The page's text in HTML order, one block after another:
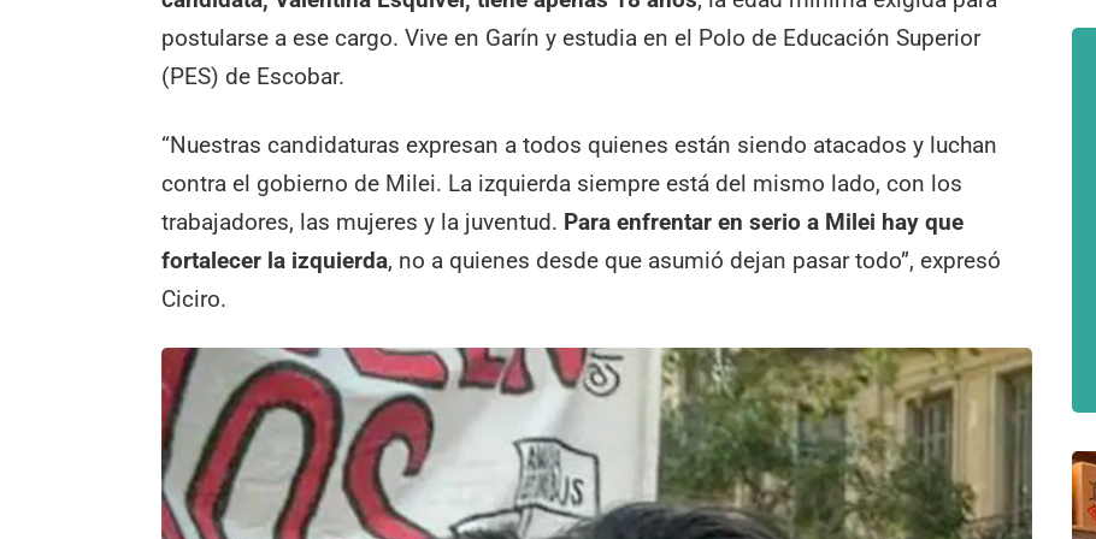
postularse a ese cargo. Vive en Garín y estudia en el Polo de Educación Superior
(PES) de Escobar.
“Nuestras candidaturas expresan a todos quienes están siendo atacados y luchan
contra el gobierno de Milei. La izquierda siempre está del mismo lado, con los
trabajadores, las mujeres y la juventud. Para enfrentar en serio a Milei hay que
fortalecer la izquierda, no a quienes desde que asumió dejan pasar todo”, expresó
Ciciro.